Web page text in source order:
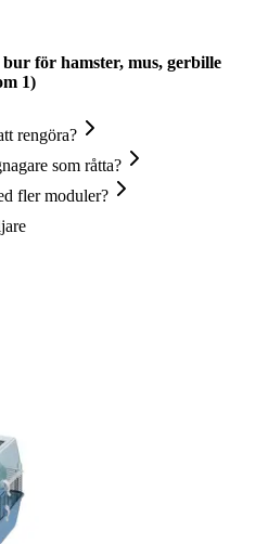
för hamster, mus, gerbille
1)
rengöra?
som råtta?
fler moduler?